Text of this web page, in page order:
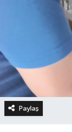
Paylaş